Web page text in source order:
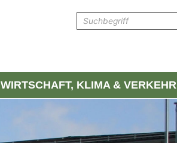
WIRTSCHAFT, KLIMA & VERKEHR